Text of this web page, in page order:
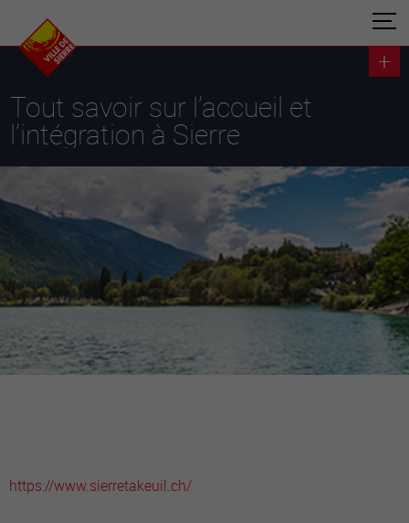
Tout savoir sur l’accueil et
l’intégration à Sierre
https://www.sierretakeuil.ch/